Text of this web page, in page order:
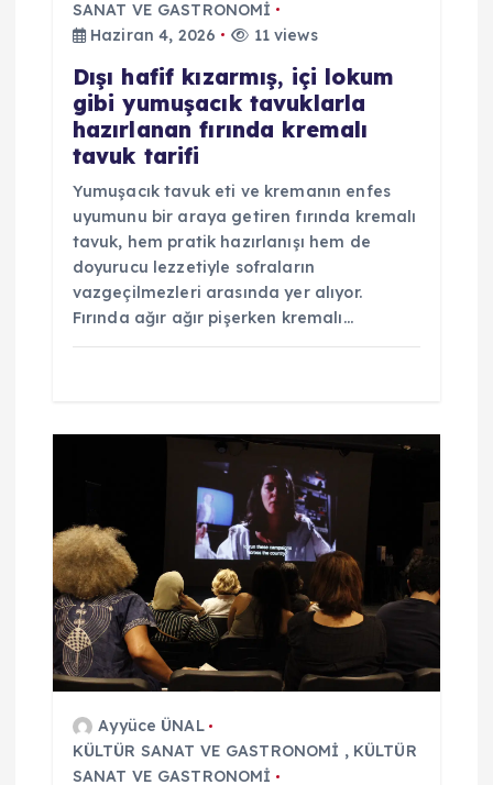
SANAT VE GASTRONOMİ
Haziran 4, 2026
11 views
Dışı hafif kızarmış, içi lokum
gibi yumuşacık tavuklarla
hazırlanan fırında kremalı
tavuk tarifi
Yumuşacık tavuk eti ve kremanın enfes
uyumunu bir araya getiren fırında kremalı
tavuk, hem pratik hazırlanışı hem de
doyurucu lezzetiyle sofraların
vazgeçilmezleri arasında yer alıyor.
Fırında ağır ağır pişerken kremalı…
Ayyüce ÜNAL
KÜLTÜR SANAT VE GASTRONOMİ , KÜLTÜR
SANAT VE GASTRONOMİ